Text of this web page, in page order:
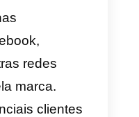
as empresas
usuários
necessidade